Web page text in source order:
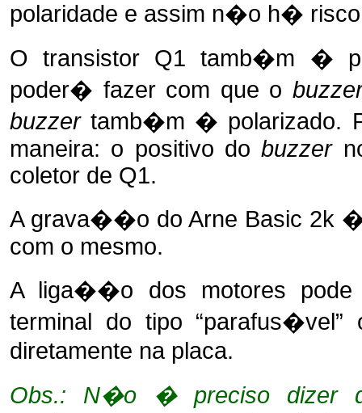
polaridade e assim n�o h�
O transistor Q1 tamb�m �
poder� fazer com que o
buzzertamb�m � polarizado.
maneira: o positivo dobuzzer
coletor de Q1.
A grava��o do Arne Basic 2k
com o mesmo.
A liga��o dos motores
terminal do tipo
diretamente na placa.
Obs.: N�o � preciso dizer